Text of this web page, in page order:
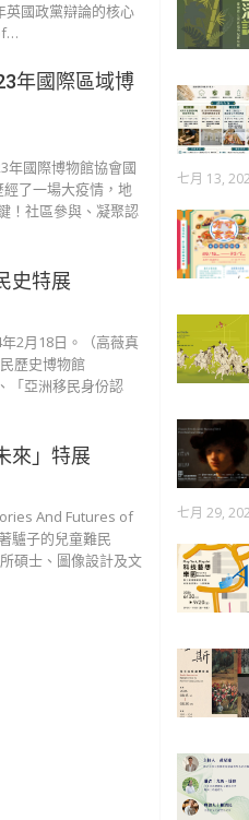
英國政黨辯論的核心
年國際區域博
年國際博物館協會國
了一場大疫情，地
！社區參與、凝聚認
史特展
2月18日。（高薇真
歷史博物館
「亞洲移民身份認
來」特展
And Futures of
驢子的兒童難民
碩士、圖像設計及文
七月 13,
七月 29,